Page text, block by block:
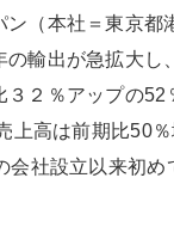
ン（本社＝東京都
の輸出が急拡大し
３２％アップの52
上高は前期比50
会社設立以来初め